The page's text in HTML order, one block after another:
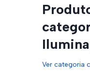
Ver categoria